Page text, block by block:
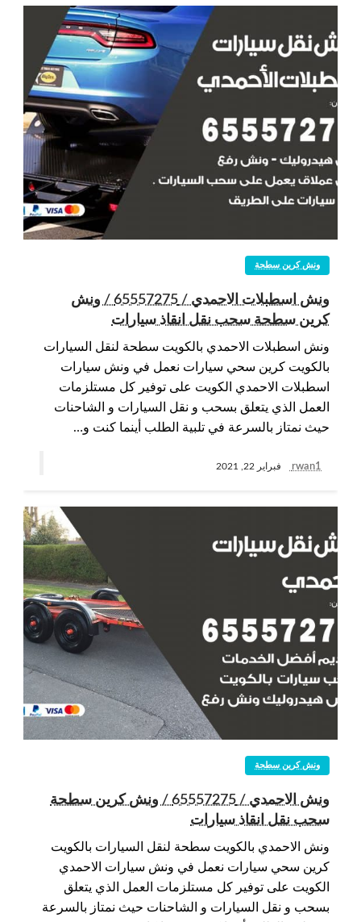
ونش كرين سطحة
ونش اسطبلات الاحمدي / 65557275 / ونش
كرين سطحة سحب نقل انقاذ سيارات
ونش اسطبلات الاحمدي بالكويت سطحة لنقل السيارات
بالكويت كرين سحي سيارات نعمل في ونش سيارات
اسطبلات الاحمدي الكويت على توفير كل مستلزمات
العمل الذي يتعلق بسحب و نقل السيارات و الشاحنات
حيث نمتاز بالسرعة في تلبية الطلب أينما كنت و…
rwan1 فبراير 22, 2021
ونش كرين سطحة
ونش الاحمدي / 65557275 / ونش كرين سطحة
سحب نقل انقاذ سيارات
ونش الاحمدي بالكويت سطحة لنقل السيارات بالكويت
كرين سحي سيارات نعمل في ونش سيارات الاحمدي
الكويت على توفير كل مستلزمات العمل الذي يتعلق
بسحب و نقل السيارات و الشاحنات حيث نمتاز بالسرعة